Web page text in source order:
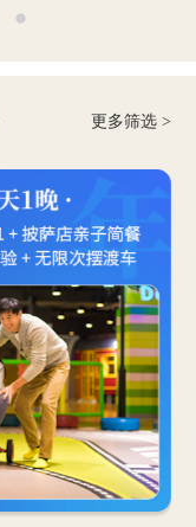
更多筛选 >